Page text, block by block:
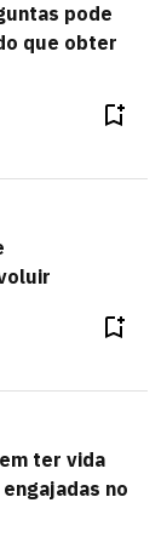
pode
que obter
ter vida
no